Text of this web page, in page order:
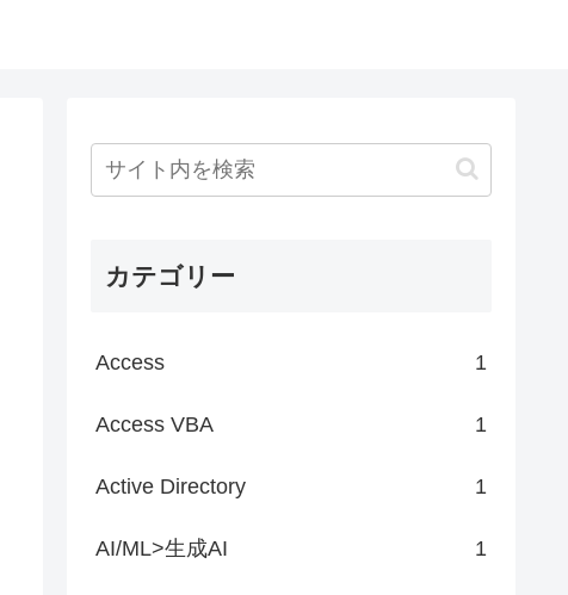
カテゴリー
Access 1
Access VBA 1
Active Directory 1
AI/ML>生成AI 1